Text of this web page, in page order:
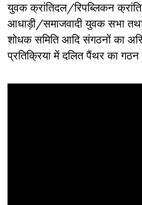
युवक क्रांतिदल/रिपब्लिकन
आधाड़ी/समाजवादी युवक सभा
शोधक समिति आदि संगठनों का
प्रतिक्रिया में दलित पैंथर का गठन